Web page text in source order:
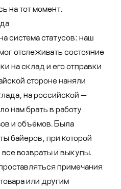
на тот момент.
система статусов: наш
отслеживать состояние
на склад и его отправки
стороне наняли
на российской —
нам брать в работу
и объёмов. Была
байеров, при которой
возвраты и выкупы.
примечания
или другим